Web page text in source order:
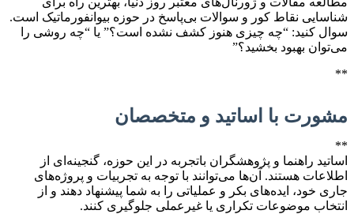
شناسایی نقاط کور و سوالات بی‌پاسخ در حوزه بیوانفورماتیک است.
سوال کنید: “چه چیزی هنوز کشف نشده است؟” یا “چه روشی را
می‌توان بهبود بخشید؟”
**
مشورت با اساتید و متخصصان
**
اساتید راهنما و پژوهشگران باتجربه در این حوزه، گنجینه‌ای از
اطلاعات هستند. آن‌ها می‌توانند با توجه به تجربیات و پروژه‌های
جاری خود، ایده‌های بکر و عملیاتی را به شما پیشنهاد دهند و از
انتخاب موضوعات تکراری یا غیرعملی جلوگیری کنند.